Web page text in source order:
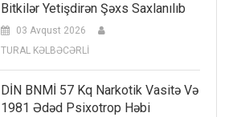
Bitkilər Yetişdirən Şəxs Saxlanılıb
03 Avqust 2026
TURAL KƏLBƏCƏRLİ
DİN BNMİ 57 Kq Narkotik Vasitə Və
1981 Ədəd Psixotrop Həbi